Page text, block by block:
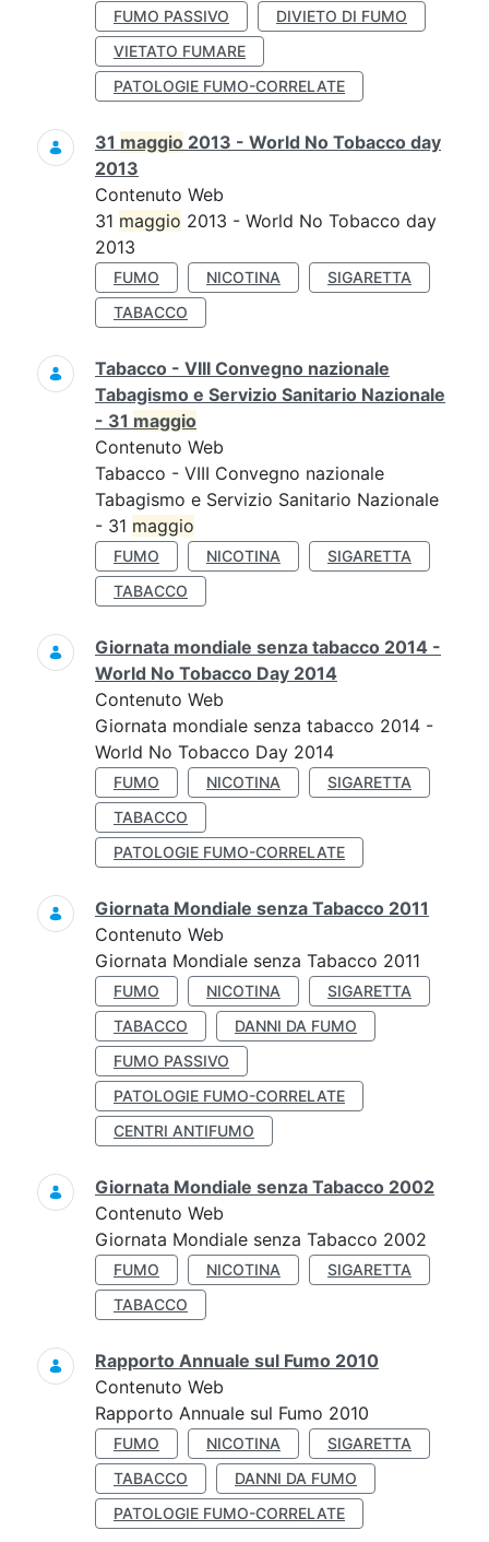
FUMO PASSIVO
DIVIETO DI FUMO
VIETATO FUMARE
PATOLOGIE FUMO-CORRELATE
31 maggio 2013 - World No Tobacco day
2013
Contenuto Web
31 maggio 2013 - World No Tobacco day
2013
FUMO NICOTINA
SIGARETTA
TABACCO
Tabacco - VIII Convegno nazionale
Tabagismo e Servizio Sanitario Nazionale
- 31 maggio
Contenuto Web
Tabacco - VIII Convegno nazionale
Tabagismo e Servizio Sanitario Nazionale
- 31 maggio
FUMO NICOTINA
SIGARETTA
TABACCO
Giornata mondiale senza tabacco 2014 -
World No Tobacco Day 2014
Contenuto Web
Giornata mondiale senza tabacco 2014 -
World No Tobacco Day 2014
FUMO NICOTINA
SIGARETTA
TABACCO
PATOLOGIE FUMO-CORRELATE
Giornata Mondiale senza Tabacco 2011
Contenuto Web
Giornata Mondiale senza Tabacco 2011
FUMO NICOTINA
SIGARETTA
TABACCO
DANNI DA FUMO
FUMO PASSIVO
PATOLOGIE FUMO-CORRELATE
CENTRI ANTIFUMO
Giornata Mondiale senza Tabacco 2002
Contenuto Web
Giornata Mondiale senza Tabacco 2002
FUMO NICOTINA
SIGARETTA
TABACCO
Rapporto Annuale sul Fumo 2010
Contenuto Web
Rapporto Annuale sul Fumo 2010
FUMO NICOTINA
SIGARETTA
TABACCO
DANNI DA FUMO
PATOLOGIE FUMO-CORRELATE